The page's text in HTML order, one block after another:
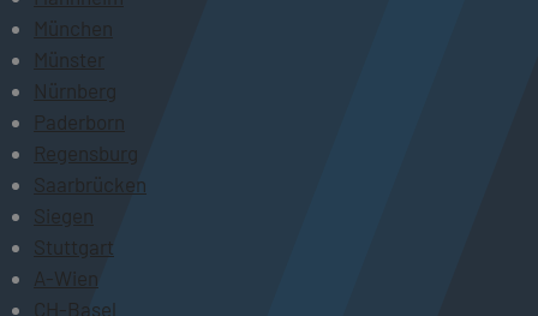
München
Münster
Nürnberg
Paderborn
Regensburg
Saarbrücken
Siegen
Stuttgart
A-Wien
CH-Basel